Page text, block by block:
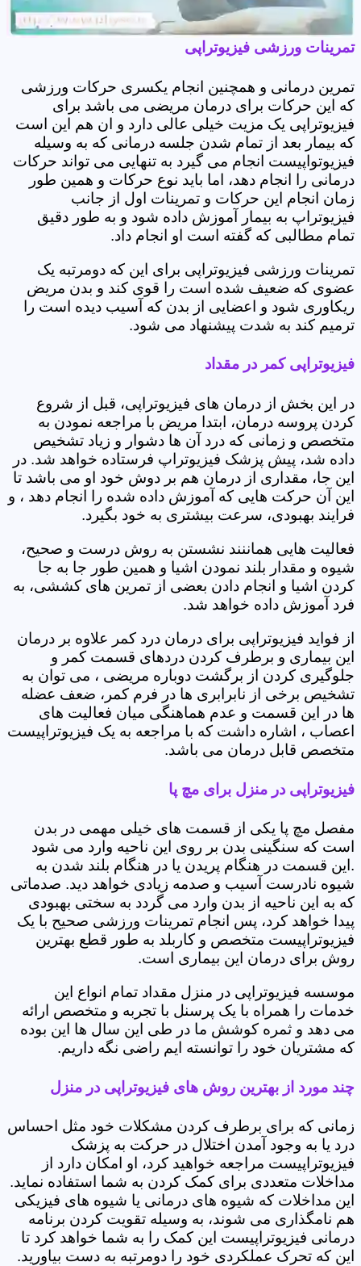
تمرینات ورزشی فیزیوتراپی
تمرین درمانی و همچنین انجام یکسری حرکات ورزشی
که این حرکات برای درمان مریضی می باشد برای
فیزیوتراپی یک مزیت خیلی عالی دارد و ان هم این است
که بیمار بعد از تمام شدن جلسه درمانی که به وسیله
فیزیوتواپیست انجام می گیرد به تنهایی می تواند حرکات
درمانی را انجام دهد، اما باید نوع حرکات و همین طور
زمان انجام این حرکات و تمرینات اول از جانب
فیزیوتراپ به بیمار آموزش داده شود و به طور دقیق
تمام مطالبی که گفته است او انجام داد.
تمرینات ورزشی فیزیوتراپی برای این که دومرتبه یک
عضوی که ضعیف شده است را قوی کند و بدن مریض
ریکاوری شود و اعضایی از بدن که آسیب دیده است را
ترمیم کند به شدت پیشنهاد می شود.
فیزیوتراپی کمر در مقداد
در این بخش از درمان های فیزیوتراپی، قبل از شروع
کردن پروسه درمان، ابتدا مریض با مراجعه نمودن به
متخصص و زمانی که درد آن ها دشوار و زیاد تشخیص
داده شد، پیش پزشک فیزیوتراپ فرستاده خواهد شد. در
این جا، مقداری از درمان هم بر دوش خود او می باشد تا
این آن حرکت هایی که آموزش داده شده را انجام دهد ، و
فرایند بهبودی، سرعت بیشتری به خود بگیرد.
فعالیت هایی هماننند نشستن به روش درست و صحیح،
شیوه و مقدار بلند نمودن اشیا و همین طور جا به جا
کردن اشیا و انجام دادن بعضی از تمرین های کششی، به
فرد آموزش داده خواهد شد.
از فواید فیزیوتراپی برای درمان درد کمر علاوه بر درمان
این بیماری و برطرف کردن دردهای قسمت کمر و
جلوگیری کردن از برگشت دوباره مریضی ، می توان به
تشخیص برخی از نابرابری ها در فرم کمر، ضعف عضله
ها در این قسمت و عدم هماهنگی میان فعالیت های
اعصاب ، اشاره داشت که با مراجعه به یک فیزیوتراپیست
متخصص قابل درمان می باشد.
فیزیوتراپی در منزل برای مچ پا
مفصل مچ پا یکی از قسمت های خیلی مهمی در بدن
است که سنگینی بدن بر روی این ناحیه وارد می شود
.این قسمت در هنگام پریدن یا در هنگام بلند شدن به
شیوه نادرست آسیب و صدمه زیادی خواهد دید. صدماتی
که به این ناحیه از بدن وارد می گردد به سختی بهبودی
پیدا خواهد کرد، پس انجام تمرینات ورزشی صحیح با یک
فیزیوتراپیست متخصص و کاربلد به طور قطع بهترین
روش برای درمان این بیماری است.
موسسه فیزیوتراپی در منزل مقداد تمام انواع این
خدمات را همراه با یک پرسنل با تجربه و متخصص ارائه
می دهد و ثمره کوشش ما در طی این سال ها این بوده
که مشتریان خود را توانسته ایم راضی نگه داریم.
چند مورد از بهترین روش های فیزیوتراپی در منزل
زمانی که برای برطرف کردن مشکلات خود مثل احساس
درد یا به وجود آمدن اختلال در حرکت به پزشک
فیزیوتراپیست مراجعه خواهید کرد، او امکان دارد از
مداخلات متعددی برای کمک کردن به شما استفاده نماید.
این مداخلات که شیوه های درمانی یا شیوه های فیزیکی
هم نامگذاری می شوند، به وسیله تقویت کردن برنامه
درمانی فیزیوتراپیست این کمک را به شما خواهد کرد تا
این که تحرک عملکردی خود را دومرتبه به دست بیاورید.